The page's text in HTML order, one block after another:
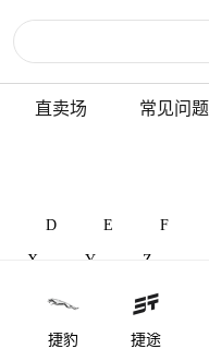
直卖场 常见问题
D E F
X Y Z
捷豹 捷途